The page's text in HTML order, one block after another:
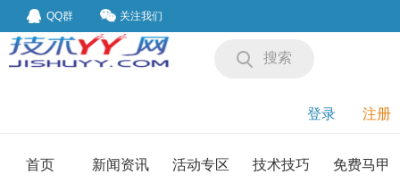
QQ群 关注我们
搜索
登录 注册
首页 新闻资讯 活动专区 技术技巧 免费马甲